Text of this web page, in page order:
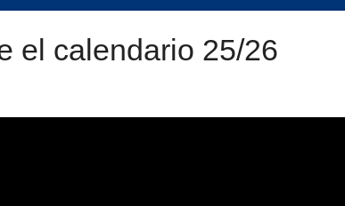
el calendario 25/26